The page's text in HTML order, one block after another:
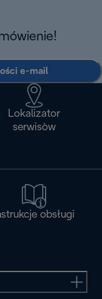
e-mail
Lokalizator
serwisòw
obsługi